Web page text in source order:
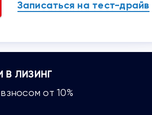
Записаться на тест-драйв
В ЛИЗИНГ
от 10%